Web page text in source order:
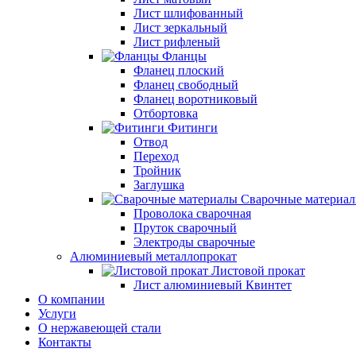
Лист шлифованный
Лист зеркальный
Лист рифленый
Фланцы
Фланец плоский
Фланец свободный
Фланец воротниковый
Отбортовка
Фитинги
Отвод
Переход
Тройник
Заглушка
Сварочные
Проволока сварочная
Пруток сварочный
Электроды сварочные
Алюминиевый металлопрокат
Листовой прокат
Лист алюминиевый Квинтет
О компании
Услуги
О нержавеющей стали
Контакты